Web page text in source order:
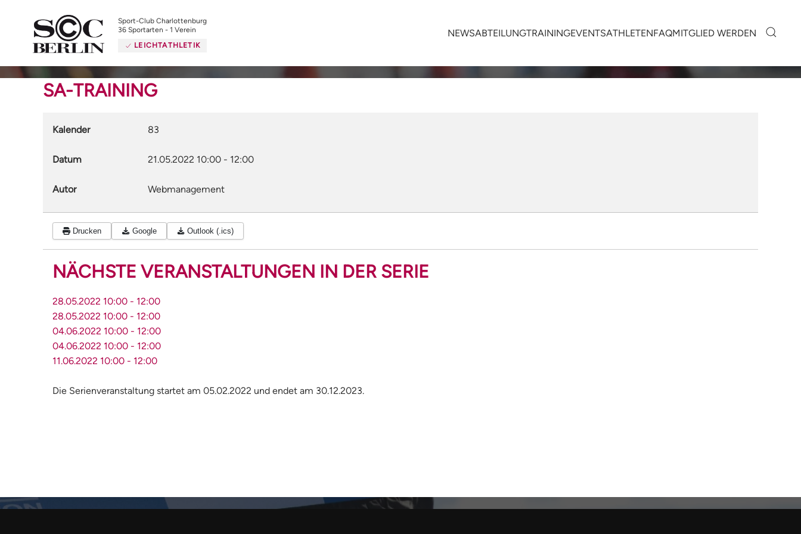
Sport-Club Charlottenburg
36 Sportarten - 1 Verein
LEICHTATHLETIK
NEWSABTEILUNGTRAININGEVENTSATHLETENFAQMITGLIED WERDEN
SA-TRAINING
Kalender 83
Datum 21.05.2022 10:00 - 12:00
Autor Webmanagement
Drucken Google Outlook (.ics)
NÄCHSTE VERANSTALTUNGEN IN DER SERIE
28.05.2022 10:00 - 12:00
28.05.2022 10:00 - 12:00
04.06.2022 10:00 - 12:00
04.06.2022 10:00 - 12:00
11.06.2022 10:00 - 12:00
Die Serienveranstaltung startet am 05.02.2022 und endet am 30.12.2023.